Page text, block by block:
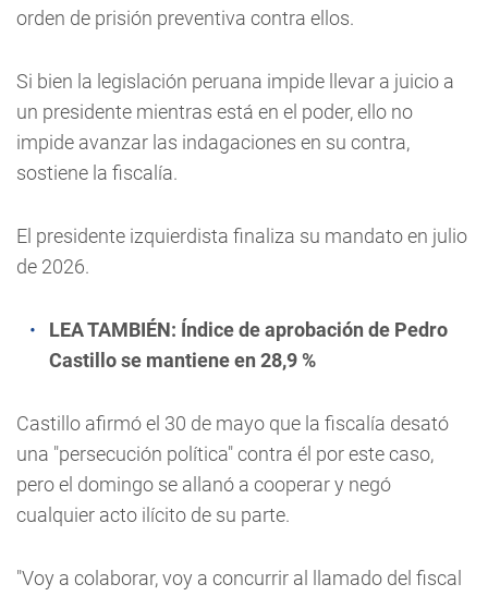
orden de prisión preventiva contra ellos.
Si bien la legislación peruana impide llevar a juicio a
un presidente mientras está en el poder, ello no
impide avanzar las indagaciones en su contra,
sostiene la fiscalía.
El presidente izquierdista finaliza su mandato en julio
de 2026.
LEA TAMBIÉN: Índice de aprobación de Pedro
Castillo se mantiene en 28,9 %
Castillo afirmó el 30 de mayo que la fiscalía desató
una "persecución política" contra él por este caso,
pero el domingo se allanó a cooperar y negó
cualquier acto ilícito de su parte.
"Voy a colaborar, voy a concurrir al llamado del fiscal